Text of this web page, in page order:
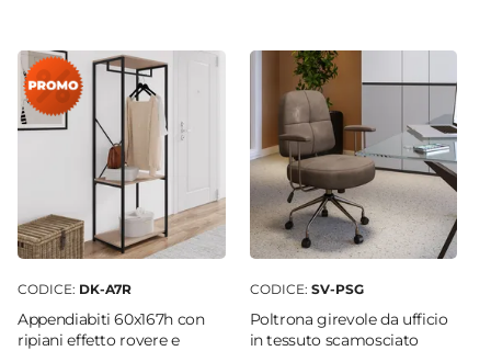
CODICE: DK-A7R
Appendiabiti 60x167h con
ripiani effetto rovere e
CODICE: SV-PSG
Poltrona girevole da ufficio
in tessuto scamosciato